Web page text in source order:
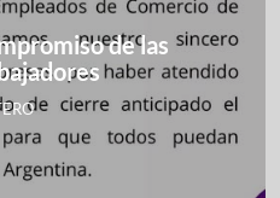
de las